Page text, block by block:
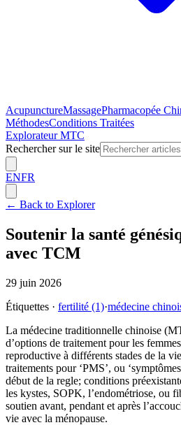
AcupunctureMassagePharmacopée
MéthodesConditions Traitées
Explorateur MTC
Rechercher sur le site
ENFR
← Back to Explorer
Soutenir la santé
avec TCM
29 juin 2026
Étiquettes · fertilité (1)·médecine
La médecine traditionnelle chinoise
d’options de traitement pour les
reproductive à différents stades de la
traitements pour ‘PMS’, ou
début de la regle; conditions
les kystes, SOPK, l’endométriose, ou
soutien avant, pendant et après
vie avec la ménopause.